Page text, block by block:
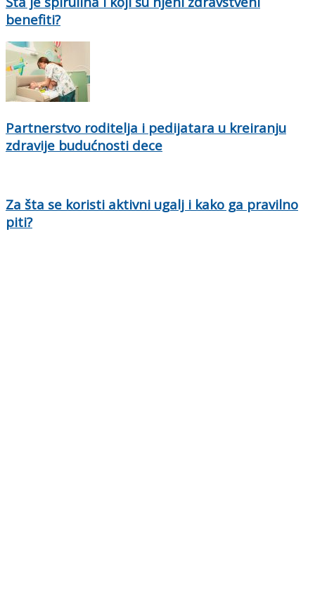
benefiti?
Partnerstvo roditelja i pedijatara u kreiranju
zdravije budućnosti dece
Za šta se koristi aktivni ugalj i kako ga pravilno
piti?